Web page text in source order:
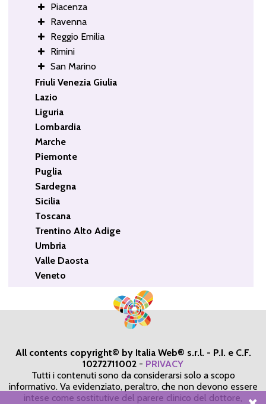
Piacenza
Ravenna
Reggio Emilia
Rimini
San Marino
Friuli Venezia Giulia
Lazio
Liguria
Lombardia
Marche
Piemonte
Puglia
Sardegna
Sicilia
Toscana
Trentino Alto Adige
Umbria
Valle Daosta
Veneto
All contents copyright© by Italia Web® s.r.l. - P.I. e C.F.
10272711002 - PRIVACY
Tutti i contenuti sono da considerarsi solo a scopo
informativo. Va evidenziato, peraltro, che non devono essere
intese come sostitutive del parere clinico del dottore,